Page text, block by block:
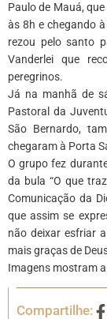
Paulo de Mauá,
às 8h e chegando
rezou pelo santo
Vanderlei que
peregrinos.
Já na manhã de
Pastoral da
São Bernardo,
chegaram à Porta
O grupo fez
da bula “O que
Comunicação da
que assim se
não deixar esfriar
mais graças de
Imagens mostram
Compartilhe: